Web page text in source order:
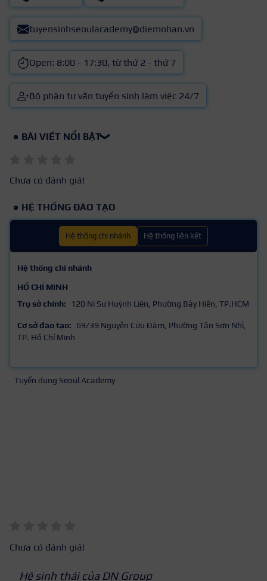
tuyensinhseoulacademy@diemnhan.vn
Open: 8:00 - 17:30, từ thứ 2 - thứ 7
Bộ phận tư vấn tuyển sinh làm việc 24/7
BÀI VIẾT NỔI BẬT❯
Chưa có đánh giá!
HỆ THỐNG ĐÀO TẠO
Hệ thống chi nhánh Hệ thống liên kết
Hệ thống chi nhánh
HỒ CHÍ MINH
Trụ sở chính:
120 Ni Sư Huỳnh Liên, Phường Bảy Hiền, TP.HCM
Cơ sở đào tạo:
69/39 Nguyễn Cửu Đàm, Phường Tân Sơn Nhì,
TP. Hồ Chí Minh
Tuyển dụng Seoul Academy
Chưa có đánh giá!
Hệ sinh thái của DN Group